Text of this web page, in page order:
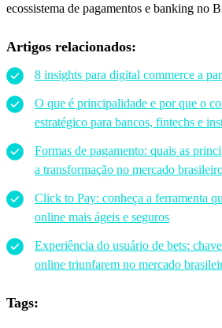
ecossistema de pagamentos e banking no
Artigos relacionados:
8 insights para digital commerce a
O que é principalidade e por que o
estratégico para bancos, fintechs e
Formas de pagamento: quais as
a transformação no mercado
Click to Pay: conheça a ferramenta
online mais ágeis e seguros
Experiência do usuário de bets:
online triunfarem no mercado
Tags: